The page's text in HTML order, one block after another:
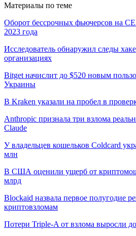
Материалы по теме
Оборот бессрочных фьючерсов на
2023 года
Исследователь обнаружил следы
организациях
Bitget начислит до $520 новым
Украины
В Kraken указали на пробел в
Anthropic признала три взлома
Claude
У владельцев кошельков Coldcard
млн
В США оценили ущерб от
млрд
Blockaid назвала первое полугодие
криптовзломам
Потери Triple-A от взлома выросли